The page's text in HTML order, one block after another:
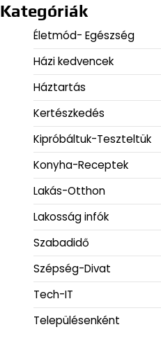
Kategóriák
Életmód- Egészség
Házi kedvencek
Háztartás
Kertészkedés
Kipróbáltuk-Teszteltük
Konyha-Receptek
Lakás-Otthon
Lakosság infók
Szabadidő
Szépség-Divat
Tech-IT
Településenként